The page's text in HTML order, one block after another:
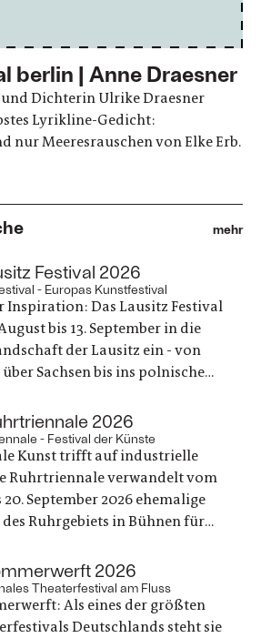
berlin | Anne Draesner
Dichterin Ulrike Draesner
Lyrikline-Gedicht:
nur Meeresrauschen von Elke Erb.
mehr
Festival 2026
- Europas Kunstfestival
Inspiration: Das Lausitz Festival
bis 13. September in die
der Lausitz ein - von
Sachsen bis ins polnische
Theater, Musik, Literatur,
sowie philosophische Debatten
einen neuen Preis.
2026
- Festival der Künste
Kunst trifft auf industrielle
Ruhrtriennale verwandelt vom
20. September 2026 ehemalige
Ruhrgebiets in Bühnen für
Diskurs. So entstehen Räume,
Gegenwartsfragen
körperlich erfahrbar machen.
2026
Theaterfestival am Fluss
Als eines der größten
Deutschlands steht sie